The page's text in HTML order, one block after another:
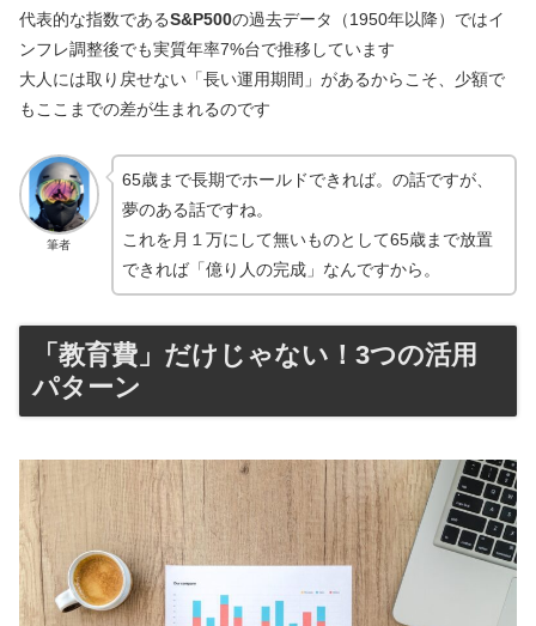
代表的な指数であるS&P500の過去データ（1950年以降）ではイ
ンフレ調整後でも実質年率7%台で推移しています
大人には取り戻せない「長い運用期間」があるからこそ、少額で
もここまでの差が生まれるのです
筆者
65歳まで長期でホールドできれば。の話ですが、
夢のある話ですね。
これを月１万にして無いものとして65歳まで放置
できれば「億り人の完成」なんですから。
「教育費」だけじゃない！3つの活用
パターン